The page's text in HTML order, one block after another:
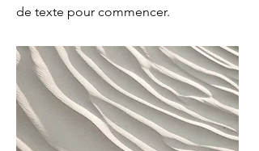
de texte pour commencer.